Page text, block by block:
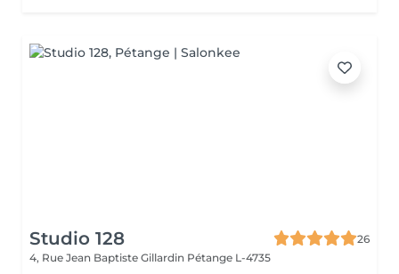
Studio 128
26
4, Rue Jean Baptiste Gillardin Pétange L-4735